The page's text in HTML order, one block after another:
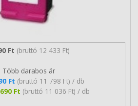
Ft (bruttó 12 433 Ft)
Több darabos ár
Ft (bruttó 11 798 Ft) / db
Ft (bruttó 11 036 Ft) / db